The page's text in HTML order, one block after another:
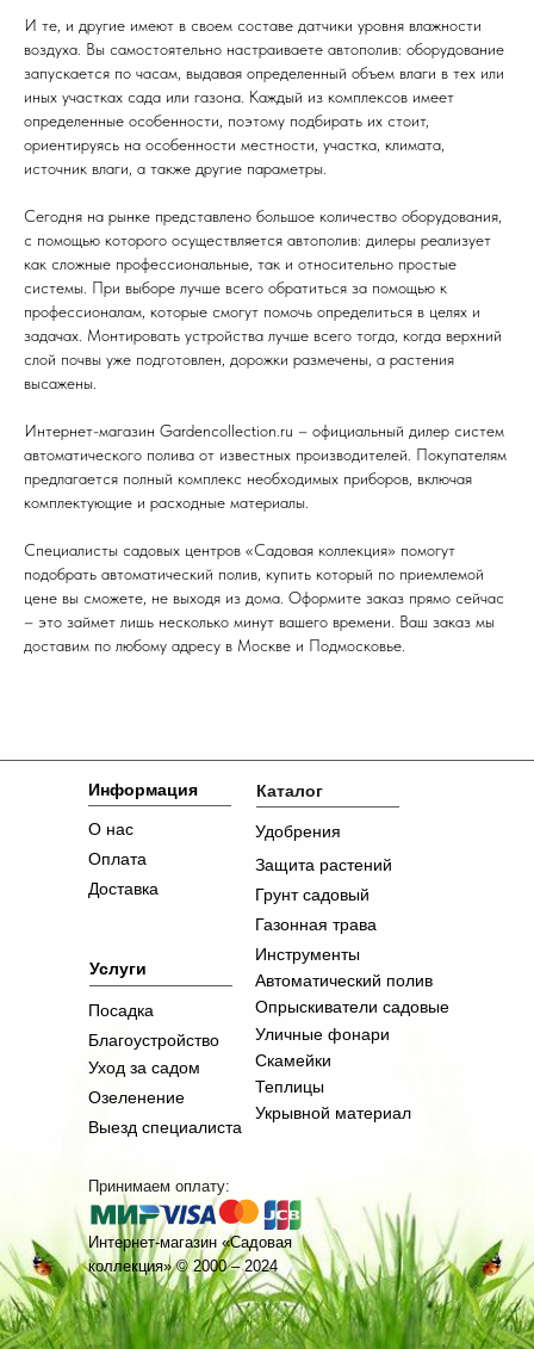
И те, и другие имеют в своем составе датчики уровня влажности
воздуха. Вы самостоятельно настраиваете автополив: оборудование
запускается по часам, выдавая определенный объем влаги в тех или
иных участках сада или газона. Каждый из комплексов имеет
определенные особенности, поэтому подбирать их стоит,
ориентируясь на особенности местности, участка, климата,
источник влаги, а также другие параметры.
Сегодня на рынке представлено большое количество оборудования,
с помощью которого осуществляется автополив: дилеры реализует
как сложные профессиональные, так и относительно простые
системы. При выборе лучше всего обратиться за помощью к
профессионалам, которые смогут помочь определиться в целях и
задачах. Монтировать устройства лучше всего тогда, когда верхний
слой почвы уже подготовлен, дорожки размечены, а растения
высажены.
Интернет-магазин Gardencollection.ru – официальный дилер систем
автоматического полива от известных производителей. Покупателям
предлагается полный комплекс необходимых приборов, включая
комплектующие и расходные материалы.
Специалисты садовых центров «Садовая коллекция» помогут
подобрать автоматический полив, купить который по приемлемой
цене вы сможете, не выходя из дома. Оформите заказ прямо сейчас
– это займет лишь несколько минут вашего времени. Ваш заказ мы
доставим по любому адресу в Москве и Подмосковье.
Информация Каталог
Услуги
Интернет-магазин «Садовая
коллекция» © 2000 – 2024
О нас
Оплата
Выезд специалиста
Уход за садом
Благоустройство
Озеленение
Доставка
Посадка
Удобрения
Защита растений
Грунт садовый
Газонная трава
Инструменты
Автоматический полив
Опрыскиватели садовые
Уличные фонари
Скамейки
Теплицы
Укрывной материал
Принимаем оплату: